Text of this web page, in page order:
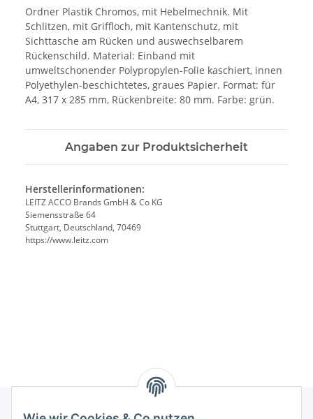
Ordner Plastik Chromos, mit Hebelmechnik. Mit
Schlitzen, mit Griffloch, mit Kantenschutz, mit
Sichttasche am Rücken und auswechselbarem
Rückenschild. Material: Einband mit
umweltschonender Polypropylen-Folie kaschiert, innen
Polyethylen-beschichtetes, graues Papier. Format: für
A4, 317 x 285 mm, Rückenbreite: 80 mm. Farbe: grün.
Angaben zur Produktsicherheit
Herstellerinformationen:
LEITZ ACCO Brands GmbH & Co KG
Siemensstraße 64
Stuttgart, Deutschland, 70469
https://www.leitz.com